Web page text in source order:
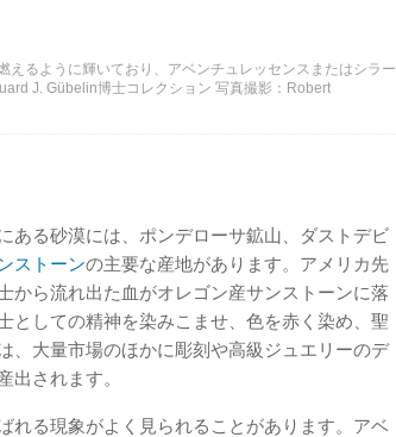
るように輝いており、アベンチュレッセンスまたはシラー
J. Gübelin博士コレクション 写真撮影：Robert
ある砂漠には、ポンデローサ鉱山、ダストデビ
ストーンの主要な産地があります。アメリカ先
から流れ出た血がオレゴン産サンストーンに落
としての精神を染みこませ、色を赤く染め、聖
、大量市場のほかに彫刻や高級ジュエリーのデ
出されます。
れる現象がよく見られることがあります。アベ